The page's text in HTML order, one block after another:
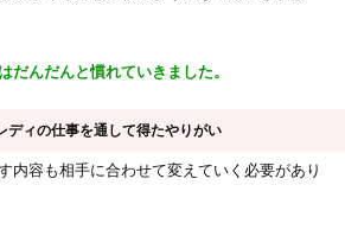
だんだんと慣れていきました。
ディの仕事を通して得たやりがい
内容も相手に合わせて変えていく必要があり